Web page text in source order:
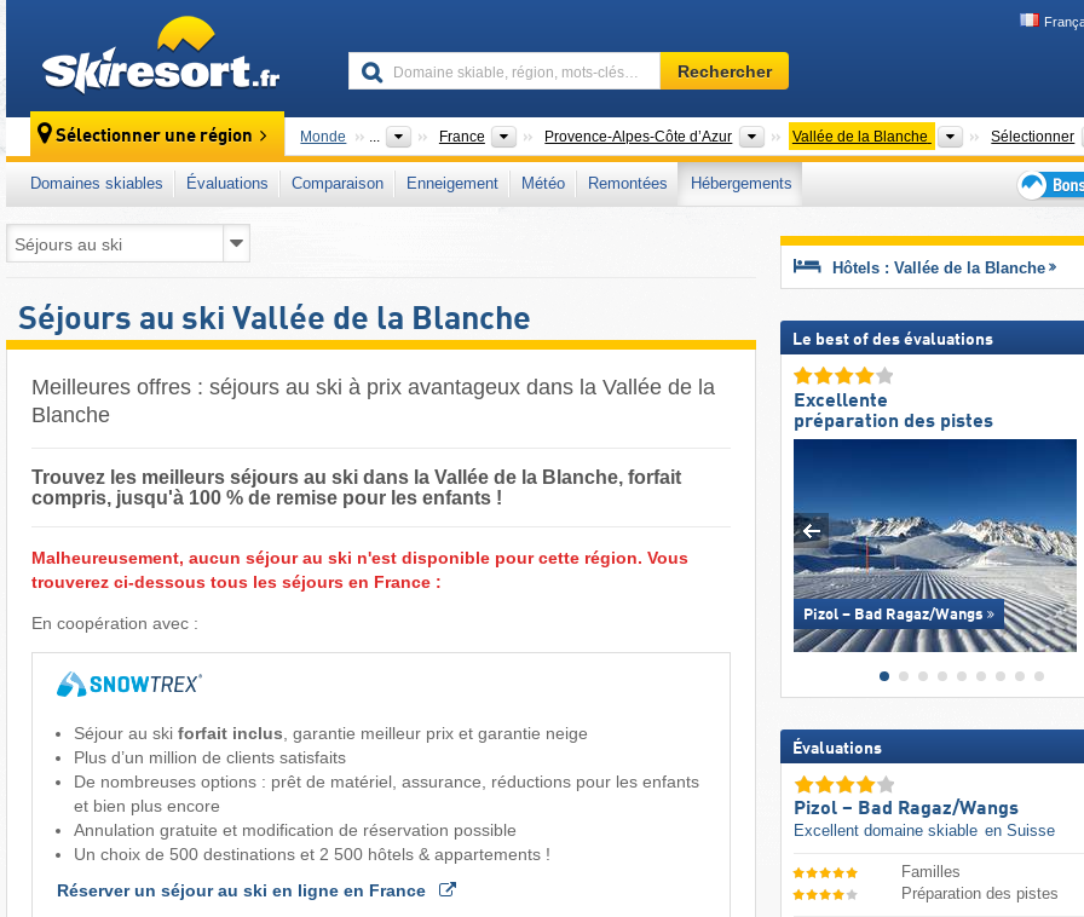
Domaine
skiable,
mots-
clés…
Rechercher
Sélectionner une région Monde ... France PaysProvence-Alpes-Côte d’Azur Anciennes régions
Vallée de la Blanche ValléesSélectionner
Domaines skiables Évaluations Comparaison Enneigement Météo Remontées
Hébergements
plans
séjour
Séjours au ski Vallée de la Blanche
Meilleures offres : séjours au ski à prix avantageux dans la Vallée de la
Blanche
Trouvez les meilleurs séjours au ski dans la Vallée de la Blanche, forfait
compris, jusqu'à 100 % de remise pour les enfants !
Malheureusement, aucun séjour au ski n'est disponible pour cette région. Vous
trouverez ci-dessous tous les séjours en France :
En coopération avec :
Séjour au ski forfait inclus , garantie meilleur prix et garantie neige
Plus d’un million de clients satisfaits
De nombreuses options : prêt de matériel, assurance, réductions pour les enfants
et bien plus encore
Annulation gratuite et modification de réservation possible
Un choix de 500 destinations et 2 500 hôtels & appartements !
Réserver un séjour au ski en ligne en France
Hôtels : Vallée de la Blanche
Le best of des évaluations
Excellente
préparation des pistes
Pizol – Bad Ragaz/​Wangs
Évaluations
Pizol – Bad Ragaz/​Wangs
Excellent domaine skiable en Suisse
Familles
Préparation des pistes